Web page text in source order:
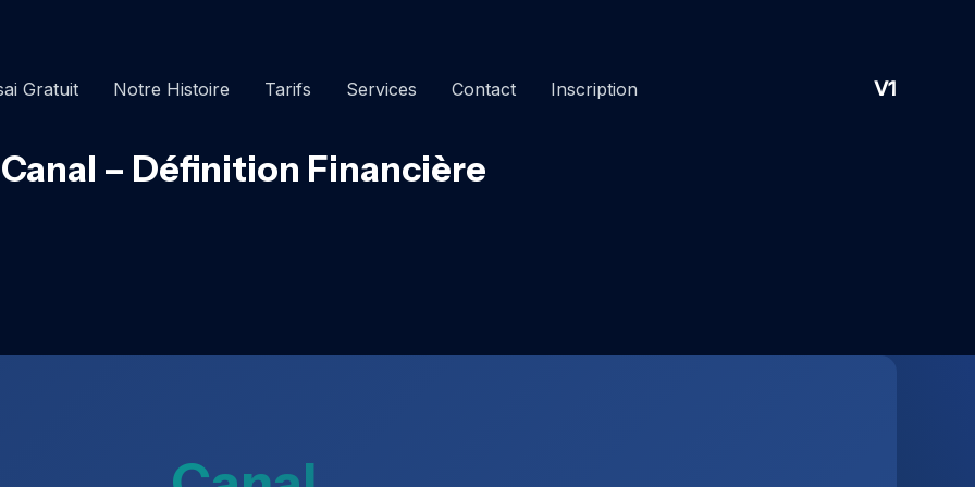
Gratuit Notre Histoire Tarifs Services Contact Inscription V1
Canal – Définition Financière